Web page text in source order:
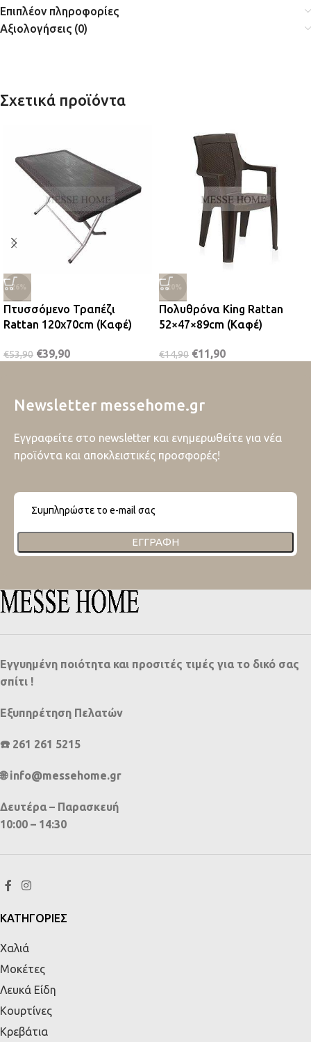
Επιπλέον πληροφορίες
Αξιολογήσεις (0)
Σχετικά προϊόντα
-26%
Πτυσσόμενο Τραπέζι
Rattan 120x70cm (Καφέ)
€53,90 €39,90
-20%
Πολυθρόνα King Rattan
52×47×89cm (Καφέ)
€14,90 €11,90
Newsletter messehome.gr
Εγγραφείτε στο newsletter και ενημερωθείτε για νέα
προϊόντα και αποκλειστικές προσφορές!
ΕΓΓΡΑΦΉ
Εγγυημένη ποιότητα και προσιτές τιμές για το δικό σας
σπίτι !
Εξυπηρέτηση Πελατών
☎️ 261 261 5215
🌐 info@messehome.gr
Δευτέρα – Παρασκευή
10:00 – 14:30
ΚΑΤΗΓΟΡΙΕΣ
Χαλιά
Μοκέτες
Λευκά Είδη
Κουρτίνες
Κρεβάτια